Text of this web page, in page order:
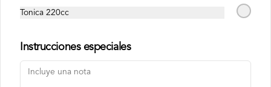
Roll relleno de Pollo apanado , queso
crema, cebollín, almendras triturada, sin
Tonica 220cc
Instrucciones especiales